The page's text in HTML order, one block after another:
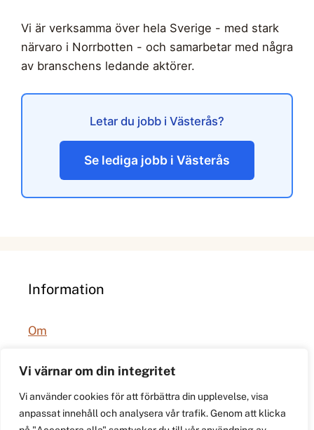
Vi värnar om din integritet
Vi använder cookies för att förbättra din upplevelse, visa
anpassat innehåll och analysera vår trafik. Genom att klicka
Vi är verksamma över hela Sverige - med stark
närvaro i Norrbotten - och samarbetar med några
av branschens ledande aktörer.
Letar du jobb i Västerås?
Se lediga jobb i Västerås
Information
Om